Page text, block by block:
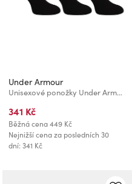
Under Armour
Unisexové ponožky Under Armour UA Performance Cotton 3p Qtr
341 Kč
Běžná cena449 Kč
Nejnižší cena za posledních 30
dní: 341 Kč